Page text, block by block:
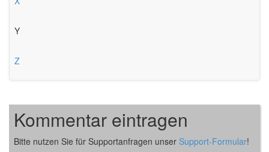
Y
Z
Kommentar eintragen
Bitte nutzen Sie für Supportanfragen unser Support-Formular!